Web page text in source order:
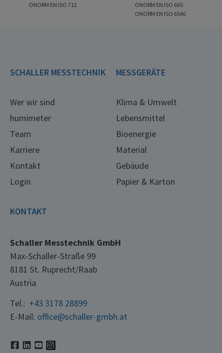
ONORM EN ISO 712
ONORM EN ISO 665
ONORM EN ISO 6540
SCHALLER MESSTECHNIK
Wer wir sind
humimeter
Team
Karriere
Kontakt
Login
MESSGERÄTE
Klima & Umwelt
Lebensmittel
Bioenergie
Material
Gebäude
Papier & Karton
KONTAKT
Schaller Messtechnik GmbH
Max-Schaller-Straße 99
8181 St. Ruprecht/Raab
Austria
Tel.: +43 3178 28899
E-Mail: office@schaller-gmbh.at